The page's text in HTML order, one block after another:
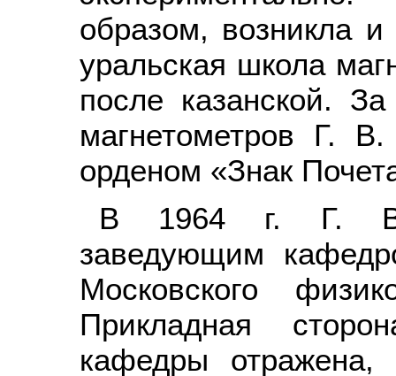
образом, возникла и
уральская школа
после казанской.
магнетометров Г.
орденом «Знак
В 1964 г. Г. В.
заведующим
Московского
Прикладная
кафедры